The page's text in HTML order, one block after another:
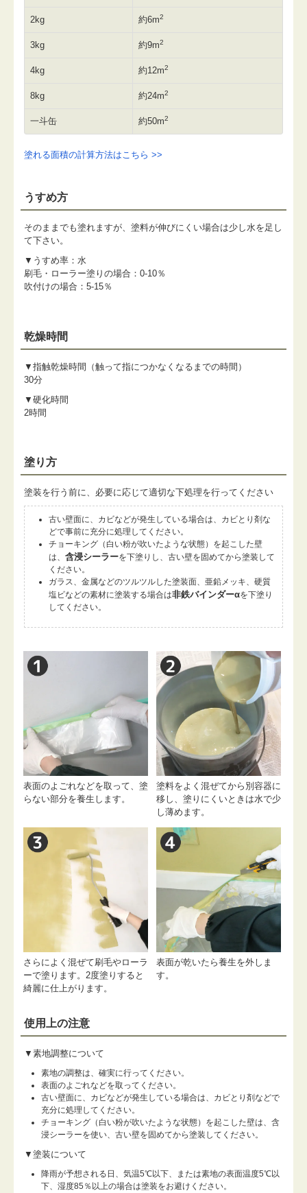
2kg 約6m2
3kg 約9m2
4kg 約12m2
8kg 約24m2
一斗缶 約50m2
塗れる面積の計算方法はこちら >>
うすめ方
そのままでも塗れますが、塗料が伸びにくい場合は少し水を足し
て下さい。
▼うすめ率：水
刷毛・ローラー塗りの場合：0-10％
吹付けの場合：5-15％
乾燥時間
▼指触乾燥時間（触って指につかなくなるまでの時間）
30分
▼硬化時間
2時間
塗り方
塗装を行う前に、必要に応じて適切な下処理を行ってください
古い壁面に、カビなどが発生している場合は、カビとり剤な
どで事前に充分に処理してください。
チョーキング（白い粉が吹いたような状態）を起こした壁
は、 含浸シーラーを下塗りし、古い壁を固めてから塗装して
ください。
ガラス、金属などのツルツルした塗装面、亜鉛メッキ、硬質
塩ビなどの素材に塗装する場合は非鉄バインダーαを下塗り
してください。
表面のよごれなどを取って、塗
らない部分を養生します。
塗料をよく混ぜてから別容器に
移し、塗りにくいときは水で少
し薄めます。
さらによく混ぜて刷毛やローラ
ーで塗ります。2度塗りすると
綺麗に仕上がります。
表面が乾いたら養生を外しま
す。
使用上の注意
▼素地調整について
素地の調整は、確実に行ってください。
表面のよごれなどを取ってください。
古い壁面に、カビなどが発生している場合は、カビとり剤などで
充分に処理してください。
チョーキング（白い粉が吹いたような状態）を起こした壁は、含
浸シーラーを使い、古い壁を固めてから塗装してください。
▼塗装について
降雨が予想される日、気温5℃以下、または素地の表面温度5℃以
下、湿度85％以上の場合は塗装をお避けください。